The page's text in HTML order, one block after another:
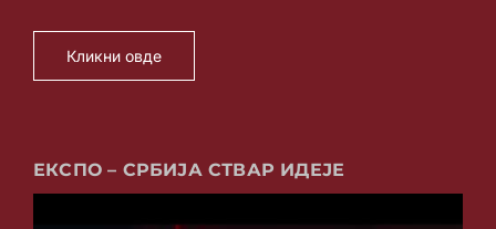
Кликни овде
ЕКСПО – СРБИЈА СТВАР ИДЕЈЕ